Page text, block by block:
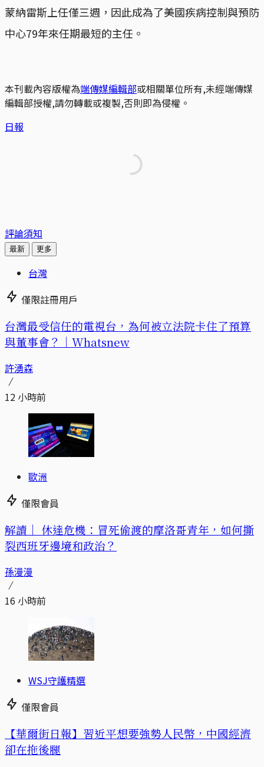
蒙納雷斯上任僅三週，因此成為了美國疾病控制與預防
中心79年來任期最短的主任。
本刊載內容版權為端傳媒編輯部或相關單位所有,未經端傳媒
編輯部授權,請勿轉載或複製,否則即為侵權。
日報
評論須知
最新 更多
台灣
僅限註冊用戶
台灣最受信任的電視台，為何被立法院卡住了預算
與董事會？｜Whatsnew
許湧森
12 小時前
歐洲
僅限會員
解讀｜ 休達危機：冒死偷渡的摩洛哥青年，如何撕
裂西班牙邊境和政治？
孫漫漫
16 小時前
WSJ守護精選
僅限會員
【華爾街日報】習近平想要強勢人民幣，中國經濟
卻在拖後腿